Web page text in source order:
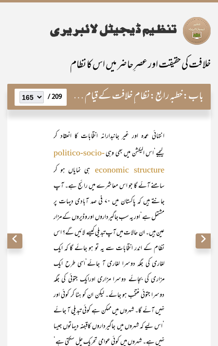
خلافت کی حقیقت اور عصرِ حاضر میں اس کا نظام
باب:خطبہ رابع:نظام ِ خلافت کے قیام کا نبویؐ طریق 209 /
انتہائی عمدہ اور غیر جانبدارانہ انتخابات کا انعقاد کر
لیجیے‘اس الیکشن میں بھی وہیpolitico-socio-
economic structure ہی نمایاں ہو کر
سامنے آئے گا جو اس معاشرے میں رائج ہے۔ آپ
جانتے ہیں کہ پاکستان میں ۷۰ فی صد آبادی دیہات پر
مشتمل ہے‘اور یہ سب جاگیرداروں اور وڈیروں کے مزار
عین ہیں۔ ان حالات میں آپ تبدیلی کیسے لائیں گے؟ اس
نظام کے اندر انتخابات سے یہ تو ہو جائے گا کہ ایک
لغاری کی جگہ دوسرا لغاری آ جائے‘اسی طرح ایک
مزاری کی بجائے دوسرا مزاری اورایک جتوئی کی جگہ
دوسرا جتوئی منتخب ہو جائے۔ لیکن ان کو ہٹا کر کوئی اور
نہیں آئے گا۔ شہروں میں ممکن ہے کوئی تبدیلی آ جائے
‘اس لیے کہ شہروں میں جاگیرداروں کاقبضہ دیہاتوں جیسا
نہیں ہے۔ شہروں میں کوئی عوامی تحریک چل سکتی ہے‘